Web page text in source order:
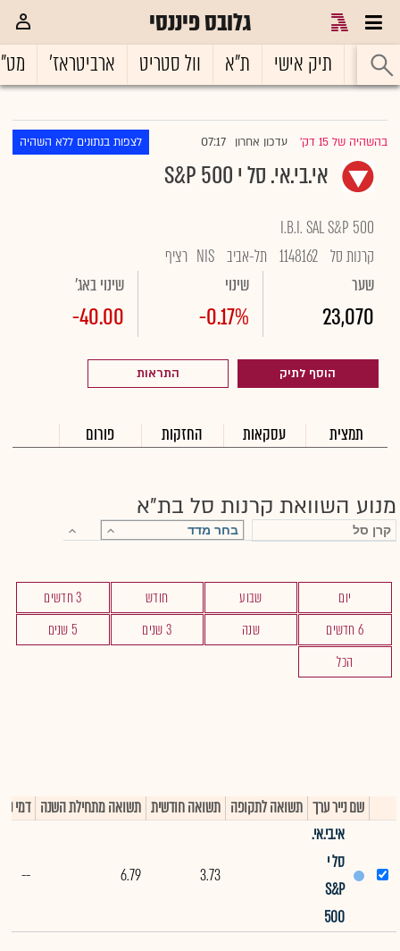
גלובס פיננסי
ראשי תיק אישי ת"א וול סטריט ארביטראז'
בהשהיה של 15 דק' |עדכון אחרון 07:17 לצפות בנתונים ללא השהיה
אי.בי.אי. סל י S&P 500
I.B.I. SAL S&P 500
קרנות סל 1148162 תל-אביב NIS רציף
שער
23,070
שינוי
-0.17%
שינוי באג'
-40.00
הוסף לתיק התראות
תמצית עסקאות החזקות פורום
מנוע השוואת קרנות סל בת"א
יום שבוע חודש
3 חדשים
6 חדשים
שנה 3 שנים
5 שנים
הכל
שם נייר ערך תשואה לתקופה תשואה חודשית תשואה מתחילת השנה דמי
אי.בי.אי.
סל י
S&P
500
3.73
6.79
--